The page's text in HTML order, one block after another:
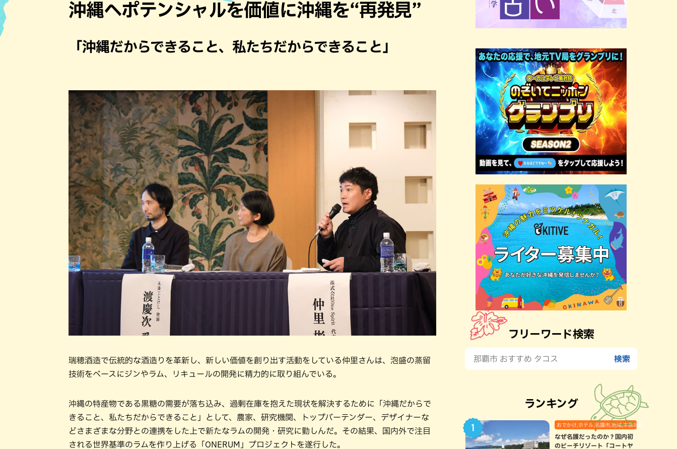
ブッフェ・バイキング スイーツ
ハンバーガー タコス・タコライス
沖縄へポテンシャルを価値に沖縄を“再発見”
「沖縄だからできること、私たちだからできること」
瑞穂酒造で伝統的な酒造りを革新し、新しい価値を創り出す活動をしている仲里さんは、泡盛の蒸留
技術をベースにジンやラム、リキュールの開発に精力的に取り組んでいる。
沖縄の特産物である黒糖の需要が落ち込み、過剰在庫を抱えた現状を解決するために「沖縄だからで
きること、私たちだからできること」として、農家、研究機関、トップバーテンダー、デザイナーな
どさまざまな分野との連携をした上で新たなラムの開発・研究に勤しんだ。その結果、国内外で注目
される世界基準のラムを作り上げる「ONERUM」プロジェクトを遂行した。
フリーワード検索
ランキング
おでかけ,ホテル,名護市,地域,本島北部
なぜ名護だったのか？国内初
のビーチリゾート「コートヤ